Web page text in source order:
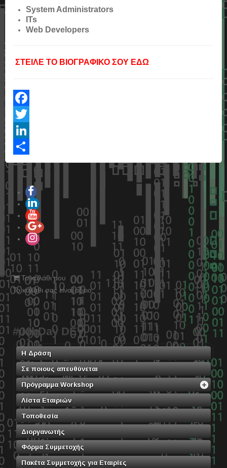
System Administrators
ITs
Web Developers
ΣΤΕΙΛΕ ΤΟ ΒΙΟΓΡΑΦΙΚΟ ΣΟΥ ΕΔΩ
Facebook
Twitter
LinkedIn
Share
Το καλάθι μου
Το καλάθι σας είναι άδειο.
#JobDay DEV
Η Δράση
Σε ποιους απευθύνεται
Πρόγραμμα Workshop
Λίστα Εταιριών
Τοποθεσία
Διοργανωτής
Φόρμα Συμμετοχής
Πακέτα Συμμετοχής για Εταιρίες